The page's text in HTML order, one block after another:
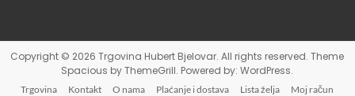
Copyright © 2026Trgovina Hubert Bjelovar. All rights reserved. Theme
Spacious by ThemeGrill. Powered by:WordPress.
Trgovina Kontakt O nama Plaćanje i dostava Lista želja Moj račun